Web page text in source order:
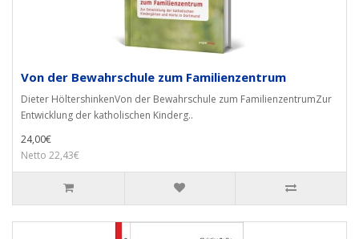
Von der Bewahrschule zum Familienzentrum
Dieter HöltershinkenVon der Bewahrschule zum FamilienzentrumZur
Entwicklung der katholischen Kinderg..
24,00€
Netto 22,43€